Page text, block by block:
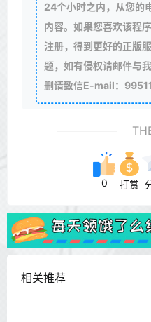
24个小时之内，从您的
内容。如果您喜欢该程
注册，得到更好的正版
题，如有侵权请邮件与
删请致信E-mail：
0 打赏
相关推荐